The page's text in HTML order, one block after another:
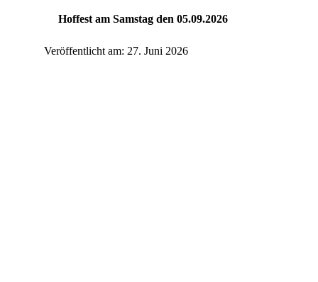
Hoffest am Samstag den 05.09.2026
Veröffentlicht am: 27. Juni 2026